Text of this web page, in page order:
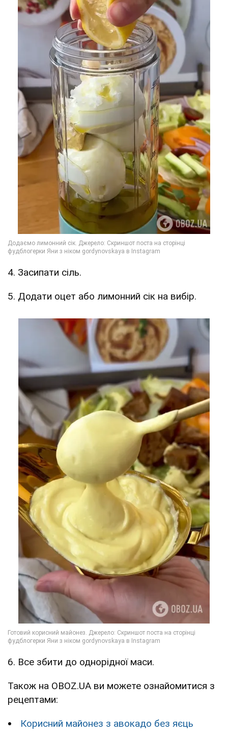
4. Засипати сіль.
5. Додати оцет або лимонний сік на вибір.
6. Все збити до однорідної маси.
Також на OBOZ.UA ви можете ознайомитися з
рецептами:
Корисний майонез з авокадо без яєць